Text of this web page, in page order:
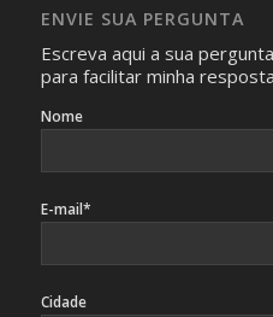
identificação da pessoa
ENVIE SUA PERGUNTA
Escreva aqui a sua
para facilitar minha
Nome
E-mail*
Cidade